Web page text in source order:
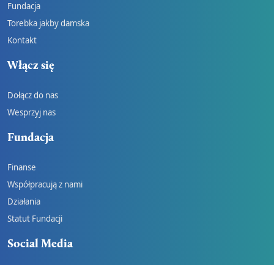
Fundacja
Torebka jakby damska
Kontakt
Włącz się
Dołącz do nas
Wesprzyj nas
Fundacja
Finanse
Współpracują z nami
Działania
Statut Fundacji
Social Media